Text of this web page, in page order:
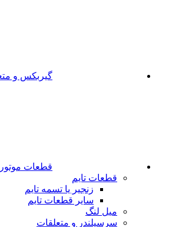
گیربکس و
قطعات
قطعات تایم
زنجیر یا تسمه تایم
سایر قطعات تایم
میل لنگ
سرسیلندر و متعلقات